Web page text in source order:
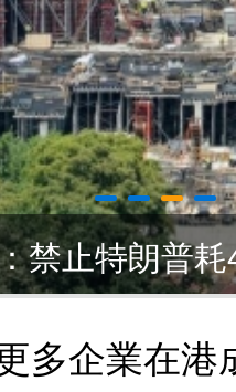
至歷史最低水
多企業在港